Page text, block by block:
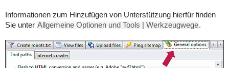
Informationen zum Hinzufügen von Unterstützung hierfür finden
Sie unter Allgemeine Optionen und Tools | Werkzeugwege.